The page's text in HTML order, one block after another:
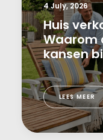
4 July, 2026
Huis
Waarom
kansen
LEES MEER